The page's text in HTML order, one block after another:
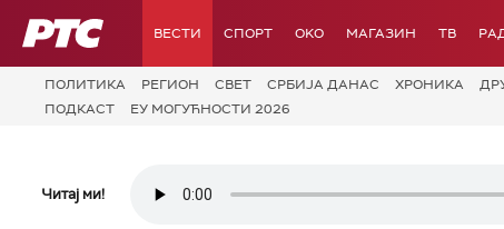
РТС ВЕСТИ СПОРТ OKO МАГАЗИН ТВ
ПОЛИТИКА РЕГИОН СВЕТ СРБИЈА ДАНАС ХРОНИКА
ПОДКАСТ
ЕУ МОГУЋНОСТИ 2026
Читај ми!